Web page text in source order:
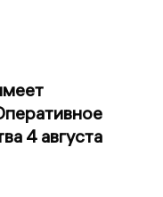
4 августа